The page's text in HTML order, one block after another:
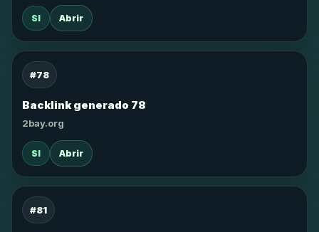
SI Abrir
#78
Backlink generado 78
2bay.org
SI Abrir
#81